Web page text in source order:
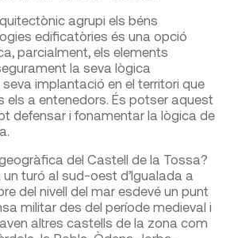
agrupi els béns
edificatòries és una opció
parcialment, els elements
la seva lògica
implantació en el territori que
els a entenedors. És potser aquest
defensar i fonamentar la lògica de
del Castell de la Tossa?
turó al sud-oest d’Igualada a
del nivell del mar esdevé un punt
militar des del període medieval i
altres castells de la zona com